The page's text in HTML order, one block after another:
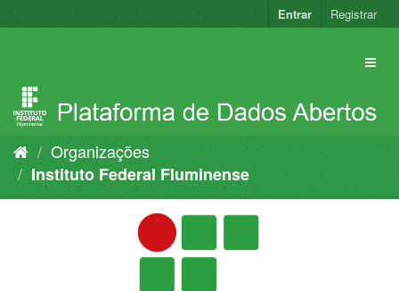
para
Entrar Registrar
Organizações
Instituto Federal Fluminense